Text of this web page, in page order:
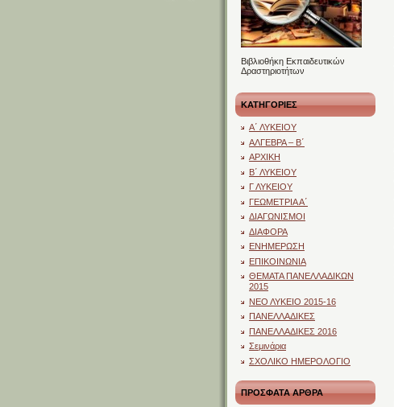
Βιβλιοθήκη Εκπαιδευτικών
Δραστηριοτήτων
ΚΑΤΗΓΟΡΙΕΣ
Α΄ ΛΥΚΕΙΟΥ
ΑΛΓΕΒΡΑ – Β΄
ΑΡΧΙΚΗ
Β΄ ΛΥΚΕΙΟΥ
Γ ΛΥΚΕΙΟΥ
ΓΕΩΜΕΤΡΙΑ Α΄
ΔΙΑΓΩΝΙΣΜΟΙ
ΔΙΑΦΟΡΑ
ΕΝΗΜΕΡΩΣΗ
ΕΠΙΚΟΙΝΩΝΙΑ
ΘΕΜΑΤΑ ΠΑΝΕΛΛΑΔΙΚΩΝ
2015
ΝΕΟ ΛΥΚΕΙΟ 2015-16
ΠΑΝΕΛΛΑΔΙΚΕΣ
ΠΑΝΕΛΛΑΔΙΚΕΣ 2016
Σεμινάρια
ΣΧΟΛΙΚΟ ΗΜΕΡΟΛΟΓΙΟ
ΠΡΟΣΦΑΤΑ ΑΡΘΡΑ